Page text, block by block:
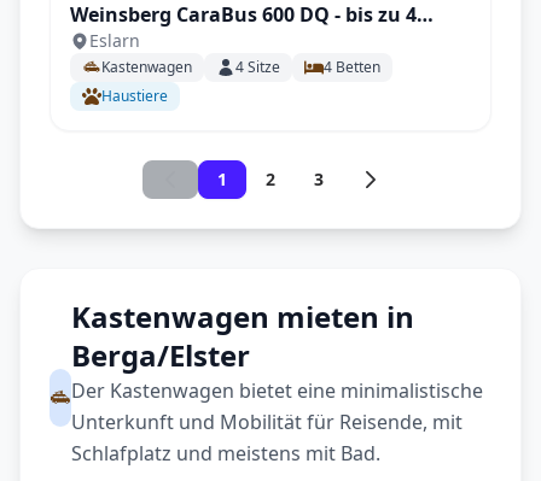
Weinsberg CaraBus 600 DQ - bis zu 4
Personen, mit Hubett, Querbett, SAT,
unter 6m!
Eslarn
Kastenwagen 4Sitze 4 Betten
Haustiere
1 2 3
Kastenwagen mieten in
Berga/Elster
Der Kastenwagen bietet eine minimalistische
Unterkunft und Mobilität für Reisende, mit
Schlafplatz und meistens mit Bad.